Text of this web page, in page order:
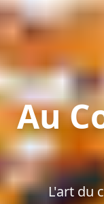
Au
L'art du